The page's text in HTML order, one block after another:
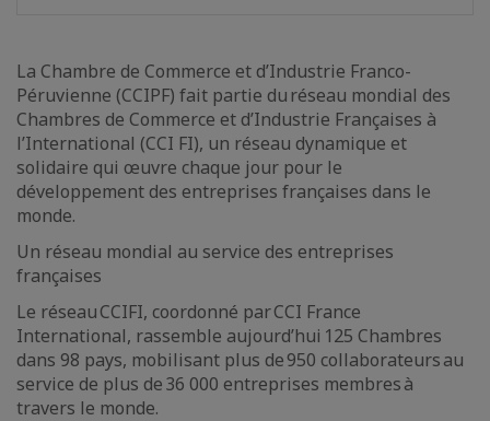
La Chambre de Commerce et d’Industrie Franco-
Péruvienne (CCIPF) fait partie du réseau mondial des
Chambres de Commerce et d’Industrie Françaises à
l’International (CCI FI), un réseau dynamique et
solidaire qui œuvre chaque jour pour le
développement des entreprises françaises dans le
monde.
Un réseau mondial au service des entreprises
françaises
Le réseau CCIFI, coordonné par CCI France
International, rassemble aujourd’hui 125 Chambres
dans 98 pays, mobilisant plus de 950 collaborateurs au
service de plus de 36 000 entreprises membres à
travers le monde.